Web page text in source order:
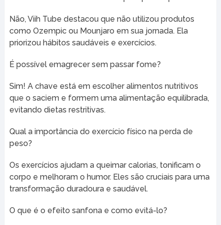
Não, Viih Tube destacou que não utilizou produtos
como Ozempic ou Mounjaro em sua jornada. Ela
priorizou hábitos saudáveis e exercícios.
É possível emagrecer sem passar fome?
Sim! A chave está em escolher alimentos nutritivos
que o saciem e formem uma alimentação equilibrada,
evitando dietas restritivas.
Qual a importância do exercício físico na perda de
peso?
Os exercícios ajudam a queimar calorias, tonificam o
corpo e melhoram o humor. Eles são cruciais para uma
transformação duradoura e saudável.
O que é o efeito sanfona e como evitá-lo?